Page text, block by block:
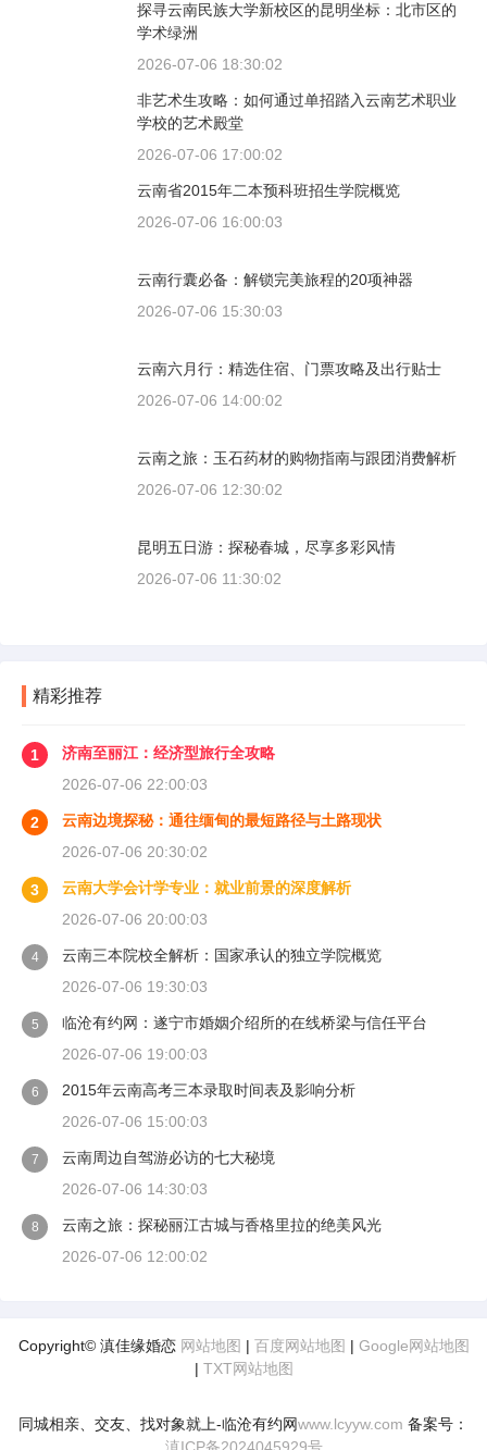
探寻云南民族大学新校区的昆明坐标：北市区的
学术绿洲
2026-07-06 18:30:02
非艺术生攻略：如何通过单招踏入云南艺术职业
学校的艺术殿堂
2026-07-06 17:00:02
云南省2015年二本预科班招生学院概览
2026-07-06 16:00:03
云南行囊必备：解锁完美旅程的20项神器
2026-07-06 15:30:03
云南六月行：精选住宿、门票攻略及出行贴士
2026-07-06 14:00:02
云南之旅：玉石药材的购物指南与跟团消费解析
2026-07-06 12:30:02
昆明五日游：探秘春城，尽享多彩风情
2026-07-06 11:30:02
精彩推荐
1
济南至丽江：经济型旅行全攻略
2026-07-06 22:00:03
2
云南边境探秘：通往缅甸的最短路径与土路现状
2026-07-06 20:30:02
3
云南大学会计学专业：就业前景的深度解析
2026-07-06 20:00:03
4
云南三本院校全解析：国家承认的独立学院概览
2026-07-06 19:30:03
5
临沧有约网：遂宁市婚姻介绍所的在线桥梁与信任平台
2026-07-06 19:00:03
6
2015年云南高考三本录取时间表及影响分析
2026-07-06 15:00:03
7
云南周边自驾游必访的七大秘境
2026-07-06 14:30:03
8
云南之旅：探秘丽江古城与香格里拉的绝美风光
2026-07-06 12:00:02
Copyright© 滇佳缘婚恋 网站地图 | 百度网站地图 | Google网站地图
| TXT网站地图
同城相亲、交友、找对象就上-临沧有约网www.lcyyw.com 备案号：